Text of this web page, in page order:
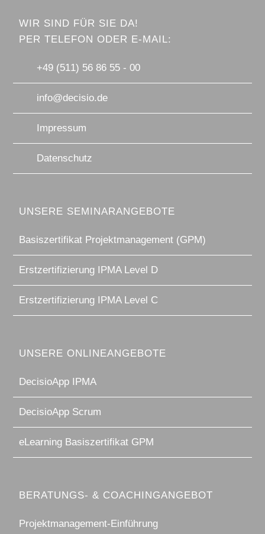
WIR SIND FÜR SIE DA!
PER TELEFON ODER E-MAIL:
+49 (511) 56 86 55 - 00
info@decisio.de
Impressum
Datenschutz
UNSERE SEMINARANGEBOTE
Basiszertifikat Projektmanagement (GPM)
Erstzertifizierung IPMA Level D
Erstzertifizierung IPMA Level C
UNSERE ONLINEANGEBOTE
DecisioApp IPMA
DecisioApp Scrum
eLearning Basiszertifikat GPM
BERATUNGS- & COACHINGANGEBOT
Projektmanagement-Einführung